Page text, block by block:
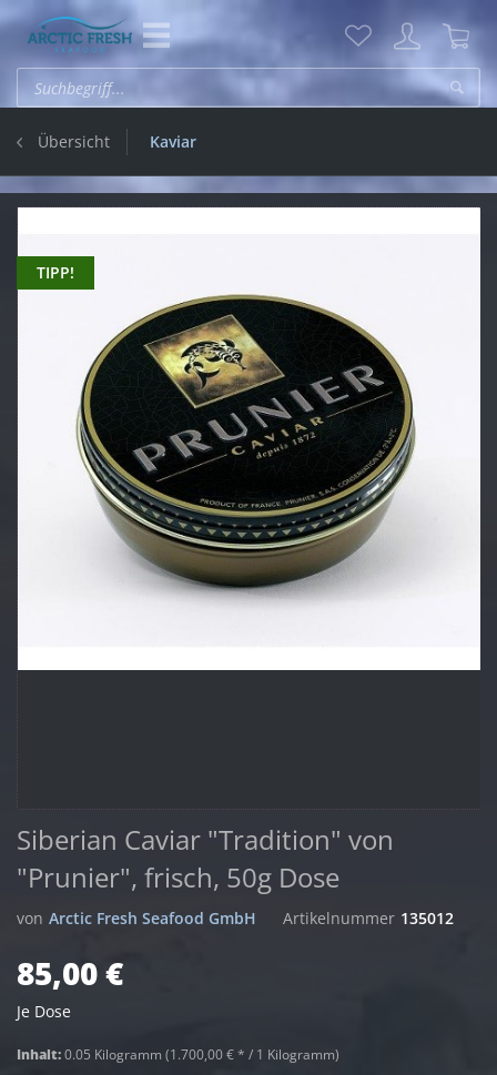
Übersicht Kaviar
TIPP!
Siberian Caviar "Tradition" von
"Prunier", frisch, 50g Dose
von Arctic Fresh Seafood GmbH Artikelnummer 135012
85,00 €
Je Dose
Inhalt:0.05 Kilogramm (1.700,00 € * / 1 Kilogramm)